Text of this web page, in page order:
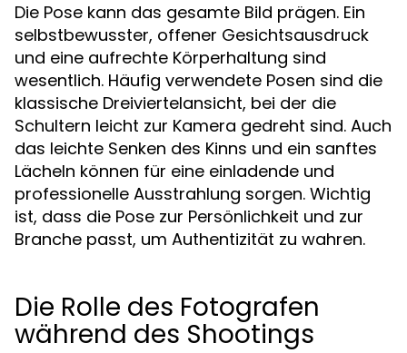
Die Pose kann das gesamte Bild prägen. Ein
selbstbewusster, offener Gesichtsausdruck
und eine aufrechte Körperhaltung sind
wesentlich. Häufig verwendete Posen sind die
klassische Dreiviertelansicht, bei der die
Schultern leicht zur Kamera gedreht sind. Auch
das leichte Senken des Kinns und ein sanftes
Lächeln können für eine einladende und
professionelle Ausstrahlung sorgen. Wichtig
ist, dass die Pose zur Persönlichkeit und zur
Branche passt, um Authentizität zu wahren.
Die Rolle des Fotografen
während des Shootings